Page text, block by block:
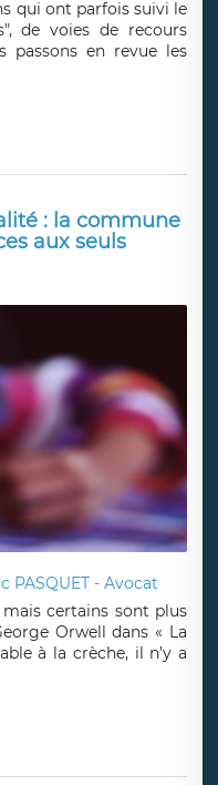
qui ont parfois suivi le
de voies de recours
passons en revue les
: la commune
aux seuls
PASQUET - Avocat
mais certains sont plus
Orwell dans « La
à la crèche, il n’y a